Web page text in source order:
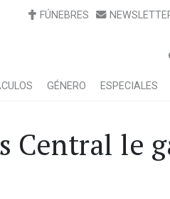
FÚNEBRES
GÉNERO ESPECIALES
Central le